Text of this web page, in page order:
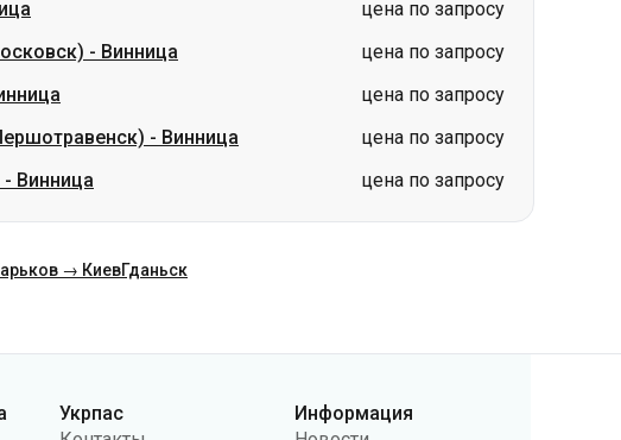
цена по запросу
-Винница цена по запросу
→ КиевГданьск
Политика
конфиденциальности
Возврат билетов
Карта сайта